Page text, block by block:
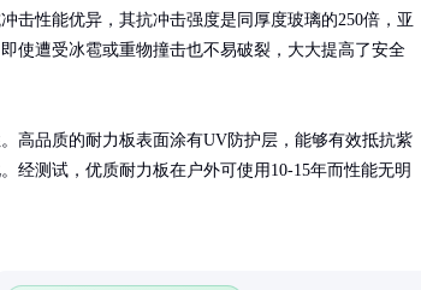
击性能优异，其抗冲击强度是同厚度玻璃的250倍，亚
使遭受冰雹或重物撞击也不易破裂，大大提高了安全
高品质的耐力板表面涂有UV防护层，能够有效抵抗紫
经测试，优质耐力板在户外可使用10-15年而性能无明